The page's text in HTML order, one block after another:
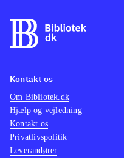
Kontakt os
Om Bibliotek.dk
Hjælp og vejledning
Kontakt os
Privatlivspolitik
Leverandører